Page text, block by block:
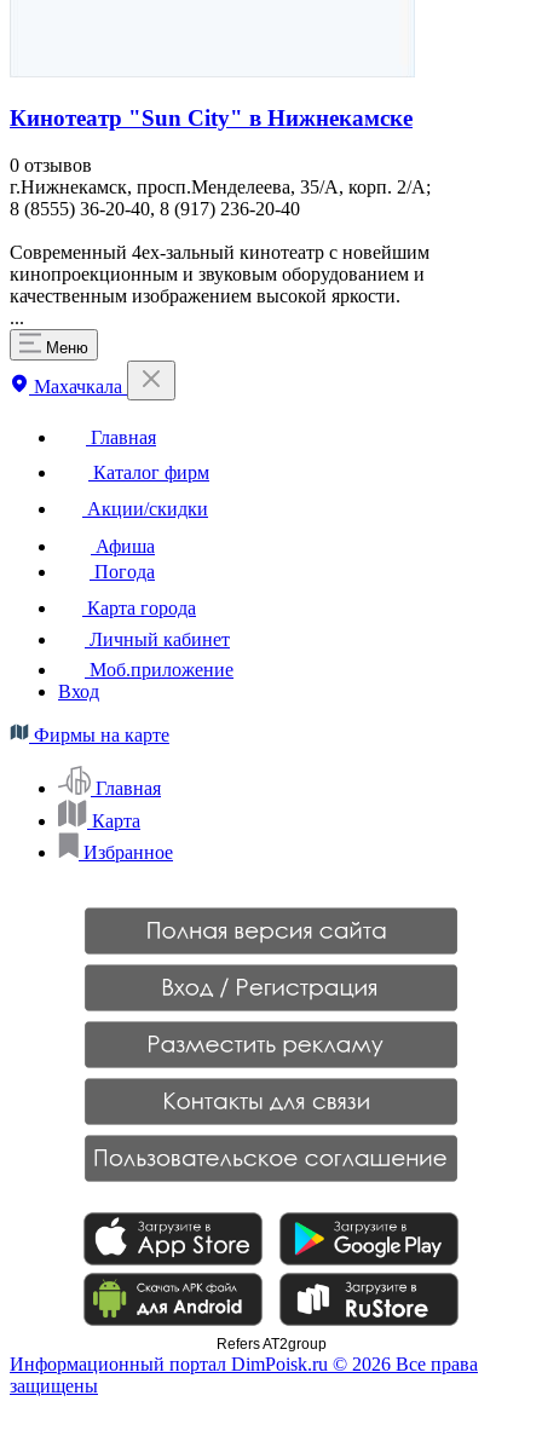
Кинотеатр "Sun City" в Нижнекамске
0 отзывов
г.Нижнекамск, просп.Менделеева, 35/А, корп. 2/А;
8 (8555) 36-20-40, 8 (917) 236-20-40
Современный 4ех-зальный кинотеатр с новейшим
кинопроекционным и звуковым оборудованием и
качественным изображением высокой яркости.
...
Меню
Махачкала
Главная
Каталог фирм
Акции/скидки
Афиша
Погода
Карта города
Личный кабинет
Моб.приложение
Вход
Фирмы на карте
Главная
Карта
Избранное
Refers AT2group
Информационный портал DimPoisk.ru © 2026 Все права
защищены